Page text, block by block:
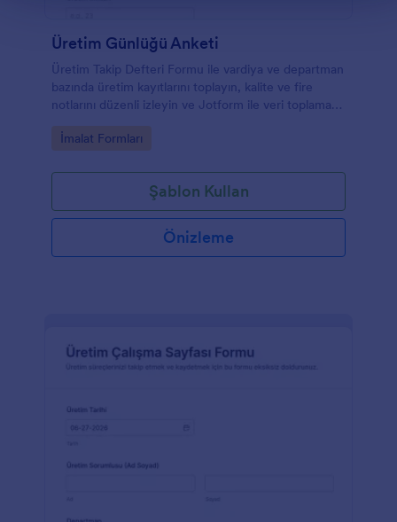
Üretim Günlüğü Anketi
Üretim Takip Defteri Formu ile vardiya ve departman
bazında üretim kayıtlarını toplayın, kalite ve fire
notlarını düzenli izleyin ve Jotform ile veri toplama
Go to Category:
İmalat Formları
Şablon Kullan
Önizleme